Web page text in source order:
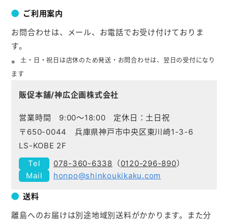
ご利用案内
お問合わせは、メール、お電話でお受け付けておりま
す。
土・日・祝日は店休のため発送・お問合わせは、翌日の受付になり
ます
販促本舗/神広企画株式会社
営業時間 9:00～18:00 定休日：土日祝
〒650-0044 兵庫県神戸市中央区東川崎1-3-6
LS-KOBE 2F
078-360-6338 （0120-296-890）
honpo@shinkoukikaku.com
送料
離島へのお届けは別途地域別送料がかかります。また分